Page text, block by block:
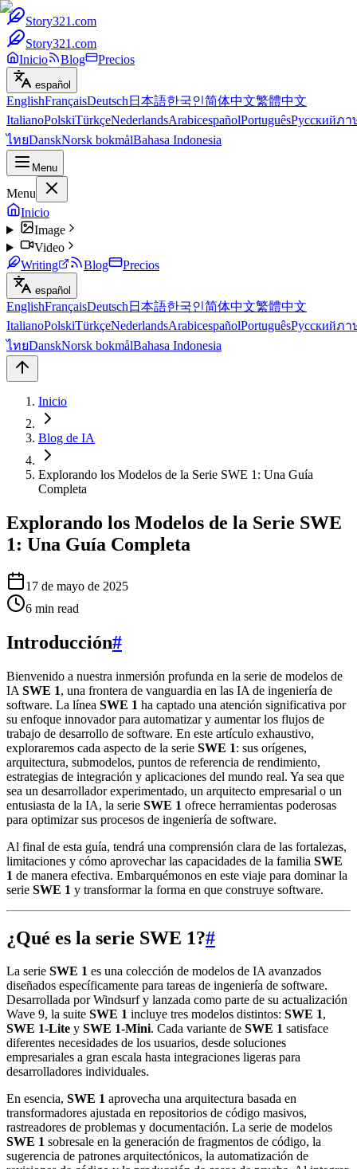
Story321.com
Story321.com
Inicio
Blog Precios
español
EnglishFrançaisDeutsch 日本語한국인简体中文繁體中文
ItalianoPolskiTürkçeNederlandsArabicespañolPortuguêsРусскийภา
ไทยDanskNorsk bokmålBahasa Indonesia
Menu
Menu
Inicio
Image
Video
Writing
Blog Precios
español
EnglishFrançaisDeutsch 日本語한국인简体中文繁體中文
ItalianoPolskiTürkçeNederlandsArabicespañolPortuguêsРусскийภา
ไทยDanskNorsk bokmålBahasa Indonesia
Inicio
Blog de IA
Explorando los Modelos de la Serie SWE 1: Una Guía
Completa
Explorando los Modelos de la Serie SWE
1: Una Guía Completa
17 de mayo de 2025
6 min read
Introducción#
Bienvenido a nuestra inmersión profunda en la serie de modelos de
IA SWE 1, una frontera de vanguardia en las IA de ingeniería de
software. La línea SWE 1 ha captado una atención significativa por
su enfoque innovador para automatizar y aumentar los flujos de
trabajo de desarrollo de software. En este artículo exhaustivo,
exploraremos cada aspecto de la serie SWE 1: sus orígenes,
arquitectura, submodelos, puntos de referencia de rendimiento,
estrategias de integración y aplicaciones del mundo real. Ya sea que
sea un desarrollador experimentado, un arquitecto empresarial o un
entusiasta de la IA, la serie SWE 1 ofrece herramientas poderosas
para optimizar sus procesos de ingeniería de software.
Al final de esta guía, tendrá una comprensión clara de las fortalezas,
limitaciones y cómo aprovechar las capacidades de la familia SWE
1 de manera efectiva. Embarquémonos en este viaje para dominar la
serie SWE 1 y transformar la forma en que construye software.
¿Qué es la serie SWE 1?#
La serie SWE 1 es una colección de modelos de IA avanzados
diseñados específicamente para tareas de ingeniería de software.
Desarrollada por Windsurf y lanzada como parte de su actualización
Wave 9, la suite SWE 1 incluye tres modelos distintos: SWE 1,
SWE 1‑Lite y SWE 1‑Mini. Cada variante de SWE 1 satisface
diferentes necesidades de los usuarios, desde soluciones
empresariales a gran escala hasta integraciones ligeras para
desarrolladores individuales.
En esencia, SWE 1 aprovecha una arquitectura basada en
transformadores ajustada en repositorios de código masivos,
rastreadores de problemas y documentación. La serie de modelos
SWE 1 sobresale en la generación de fragmentos de código, la
sugerencia de patrones arquitectónicos, la automatización de